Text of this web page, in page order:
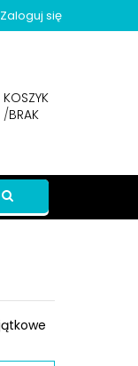
Zaloguj się
KOSZYK
/BRAK